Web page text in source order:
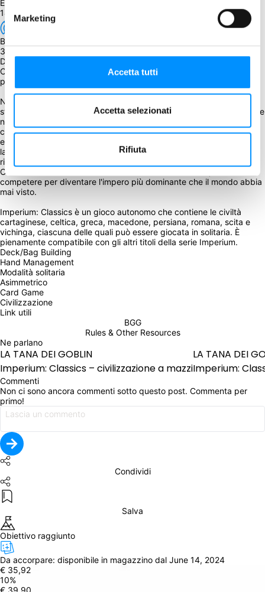
Marketing
Accetta tutti
Accetta selezionati
Rifiuta
Età
14+
BGG Weight
3.56
Descrizione
Contro di voi sono schierati avversari formidabili. Il vostro popolo è
pronto. La storia vi chiama.
Nelle vostre mani c'è il destino di una delle più grandi civiltà della
storia. Sotto la costante minaccia di un attacco, dovrete conquistare
nuove terre, supervisionare gli straordinari progressi scientifici e
culturali e guidare il vostro popolo verso l'età dell'impero. Se vi
espandete troppo rapidamente, i disordini metteranno in ginocchio
la vostra civiltà; se invece lo fate troppo lentamente, potreste
ritrovarvi a essere una semplice nota a piè di pagina della storia.
Come una delle otto civiltà radicalmente asimmetriche, dovrete
competere per diventare l'impero più dominante che il mondo abbia
mai visto.
Imperium: Classics è un gioco autonomo che contiene le civiltà
cartaginese, celtica, greca, macedone, persiana, romana, scita e
vichinga, ciascuna delle quali può essere giocata in solitaria. È
pienamente compatibile con gli altri titoli della serie Imperium.
Deck/Bag Building
Hand Management
Modalità solitaria
Asimmetrico
Card Game
Civilizzazione
Link utili
BGG
Rules & Other Resources
Ne parlano
LA TANA DEI GOBLIN
Imperium: Classics – civilizzazione a mazzi
LA TANA DEI
Imperium:
Commenti
Non ci sono ancora commenti sotto questo post. Commenta per
primo!
Condividi
Salva
Obiettivo raggiunto
Da accorpare: disponibile in magazzino dal June 14, 2024
€ 35,92
10%
€ 39,90